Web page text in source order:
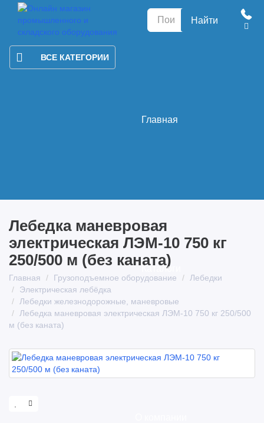
Найти
ВСЕ КАТЕГОРИИ
Главная
Каталоги
Лебедка маневровая
электрическая ЛЭМ-10 750 кг
250/500 м (без каната)
Главная Грузоподъемное оборудование
Лебедки
Электрическая лебёдка
Лебедки железнодорожные, маневровые
Лебедка маневровая электрическая ЛЭМ-10 750 кг 250/500
м (без каната)